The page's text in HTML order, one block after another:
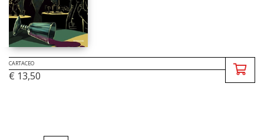
CARTACEO
€ 13,50